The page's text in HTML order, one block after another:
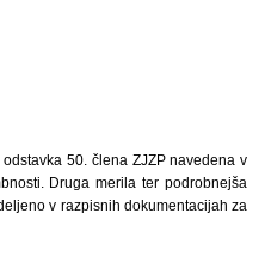
50. člena ZJZP navedena v
Druga merila ter podrobnejša
v razpisnih dokumentacijah za